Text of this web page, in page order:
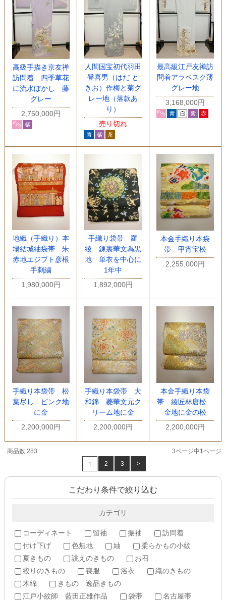
高級手描き京友禅
訪問着 四季草花
に流水ぼかし 藤
グレー
2,750,000円
人間国宝初代羽田
登喜男（はだ と
きお）作梅と菊グ
レー地（落款あ
り）
売り切れ
最高級江戸友禅訪
問着アラベスク薄
グレー地
3,168,000円
地織（手織り）本
場結城紬袋帯 朱
赤地エジプト彦根
手刺繍
1,980,000円
手織り袋帯 羅
綾 錬裏華文為黒
地 単衣を中心に
1年中
1,892,000円
本金手織り本袋
帯 甲宵宝松
2,255,000円
手織り本袋帯 松
葉尽し ピンク地
に金
2,200,000円
手織り本袋帯 大
和錦 菱華文元ク
リーム地に金
2,200,000円
本金手織り本袋
帯 綾匠林唐松
金地に金の松
2,200,000円
商品数:283
3ページ中1ページ
1
2 3 >
こだわり条件で絞り込む
カテゴリ
コーディネート 留袖 振袖
訪問着
付け下げ
色無地 紬
柔らかもの小紋
夏きもの
誂えのきもの
お召
絞りのきもの
喪服 浴衣
織のきもの
木綿
きもの 逸品きもの
江戸小紋師 藍田正雄作品
袋帯 名古屋帯